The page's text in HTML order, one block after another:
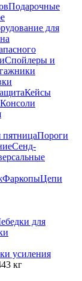
Подарочные
для
Спойлеры и
Кейсы
Консоли
пятницаПороги
Сенд-
ФаркопыЦепи
для
усиления
кг